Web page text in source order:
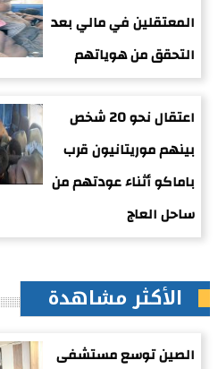
المعتقلين في مالي بعد
التحقق من هوياتهم
اعتقال نحو 20 شخص
بينهم موريتانيون قرب
باماكو أثناء عودتهم من
ساحل العاج
الأكثر مشاهدة
الصين توسع مستشفى